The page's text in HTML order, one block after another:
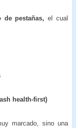
de pestañas, el cual
health-first)
marcado, sino una